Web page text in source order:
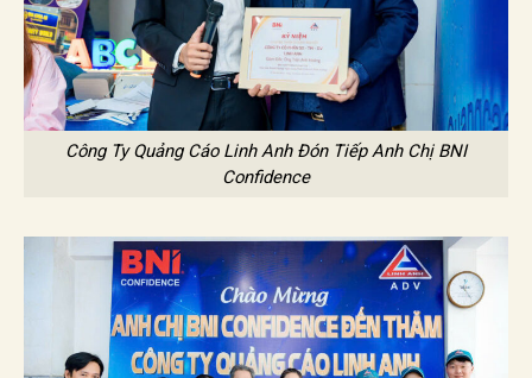
Công Ty Quảng Cáo Linh Anh Đón Tiếp Anh Chị BNI
Confidence